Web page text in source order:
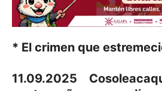
* El crimen que
11.09.2025